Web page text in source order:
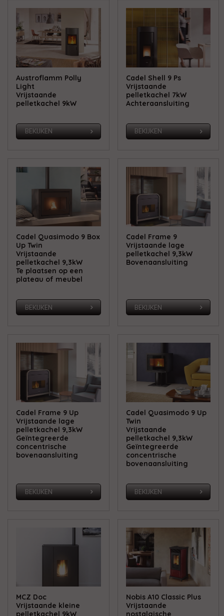
Austroflamm Polly
Light
Vrijstaande
pelletkachel 9kW
BEKIJKEN
Cadel Shell 9 Ps
Vrijstaande
pelletkachel 7kW
Achteraansluiting
BEKIJKEN
Cadel Quasimodo 9 Box
Up Twin
Vrijstaande
pelletkachel 9,3kW
Te plaatsen op een
plateau of meubel
BEKIJKEN
Cadel Frame 9
Vrijstaande lage
pelletkachel 9,3kW
Bovenaansluiting
BEKIJKEN
Cadel Frame 9 Up
Vrijstaande lage
pelletkachel 9,3kW
Geïntegreerde
concentrische
bovenaansluiting
BEKIJKEN
Cadel Quasimodo 9 Up
Twin
Vrijstaande
pelletkachel 9,3kW
Geïntegreerde
concentrische
bovenaansluiting
BEKIJKEN
MCZ Doc
Vrijstaande kleine
pelletkachel 9kW
Nobis A10 Classic Plus
Vrijstaande
nostalgische